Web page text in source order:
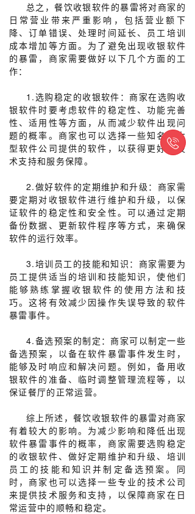
总之，餐饮收银软件的暴雷将对商家的
日常营业带来严重影响，包括营业额下
降、订单错误、处理时间延长、员工培训
成本增加等方面。为了避免出现收银软件
的暴雷，商家需要做好以下几个方面的工
作：
1.选购稳定的收银软件：商家在选购收
银软件时要考虑软件的稳定性、功能完善
性、适用性等方面，从而减少软件出现问
题的概率。商家也可以选择一些知名的大
型软件公司提供的软件，以获得更好的技
术支持和服务保障。
2.做好软件的定期维护和升级：商家需
要定期对收银软件进行维护和升级，以保
证软件的稳定性和安全性。可以通过定期
备份数据、更新软件程序等方式，来确保
软件的运行效率。
3.培训员工的技能和知识：商家需要为
员工提供适当的培训和技能知识，使他们
能够熟练掌握收银软件的使用方法和技
巧。这将有效减少因操作失误导致的软件
暴雷事件。
4.备选预案的制定：商家可以制定一些
备选预案，以备在软件暴雷事件发生时，
能够及时响应和解决问题。例如，备用收
银软件的准备、临时调整管理流程等，以
保证餐厅的正常运营。
综上所述，餐饮收银软件的暴雷对商家
有着较大的影响。为减少影响和降低出现
软件暴雷事件的概率，商家需要选购稳定
的收银软件、做好定期维护和升级、培训
员工的技能和知识并制定备选预案。同
时，商家也可以选择一些专业的技术公司
来提供技术服务和支持，以保障商家在日
常运营中的顺畅和稳定。
